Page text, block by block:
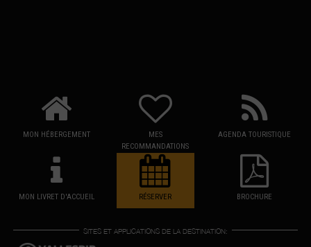
MON HÉBERGEMENT
MES
RECOMMANDATIONS
AGENDA TOURISTIQUE
MON LIVRET D'ACCUEIL RÉSERVER BROCHURE
SITES ET APPLICATIONS DE LA DESTINATION: